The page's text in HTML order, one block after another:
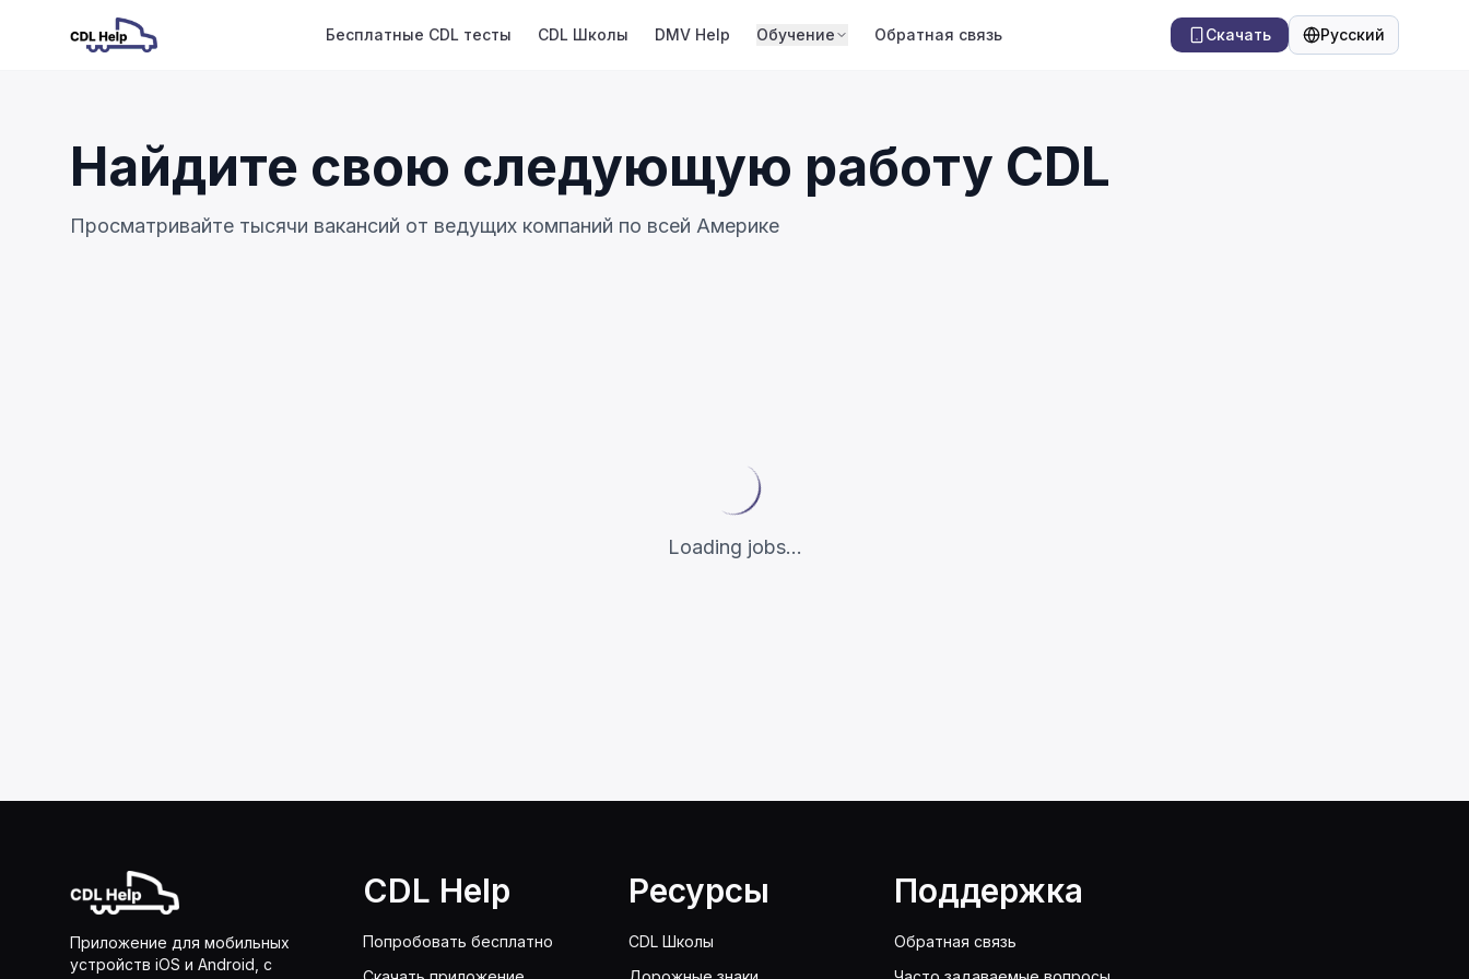
Бесплатные CDL тесты CDL Школы DMV Help Обучение Обратная связь Скачать Русский
Язык
Найдите свою следующую работу CDL
Просматривайте тысячи вакансий от ведущих компаний по всей Америке
Loading jobs...
Приложение для мобильных
устройств iOS и Android, с
CDL Help
Попробовать бесплатно
Ресурсы
CDL Школы
Поддержка
Обратная связь